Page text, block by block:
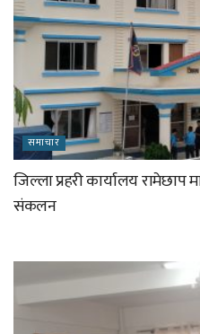
समाचार
जिल्ला प्रहरी कार्यालय रामेछाप
संकलन